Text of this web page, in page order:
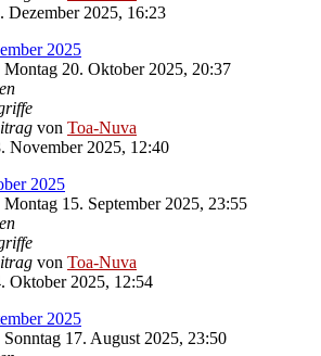
Dezember 2025, 16:23
2025
Montag 20. Oktober 2025, 20:37
von Toa-Nuva
November 2025, 12:40
2025
Montag 15. September 2025, 23:55
von Toa-Nuva
Oktober 2025, 12:54
2025
Sonntag 17. August 2025, 23:50